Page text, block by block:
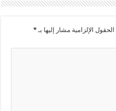
الحقول الإلزامية مشار إليها بـ*